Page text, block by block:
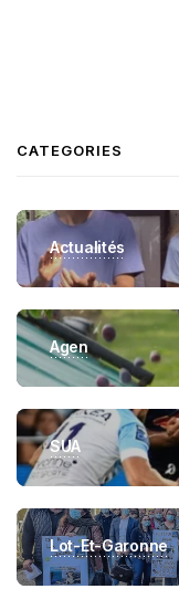
CATEGORIES
Actualités
Agen
SUA
Lot-Et-Garonne